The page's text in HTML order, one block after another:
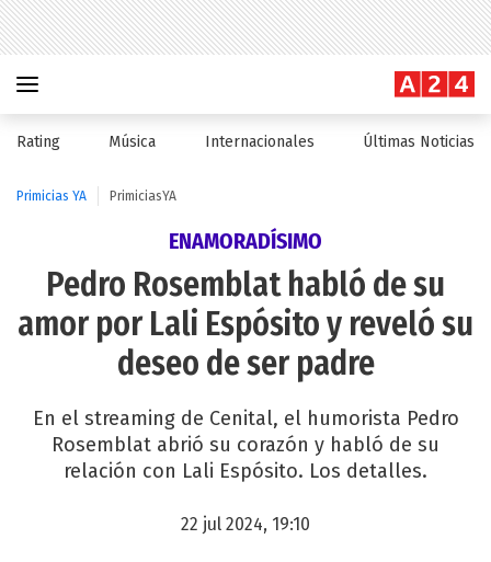
Rating Música Internacionales Últimas Noticias
Primicias YA PrimiciasYA
ENAMORADÍSIMO
Pedro Rosemblat habló de su
amor por Lali Espósito y reveló su
deseo de ser padre
En el streaming de Cenital, el humorista Pedro
Rosemblat abrió su corazón y habló de su
relación con Lali Espósito. Los detalles.
22 jul 2024, 19:10